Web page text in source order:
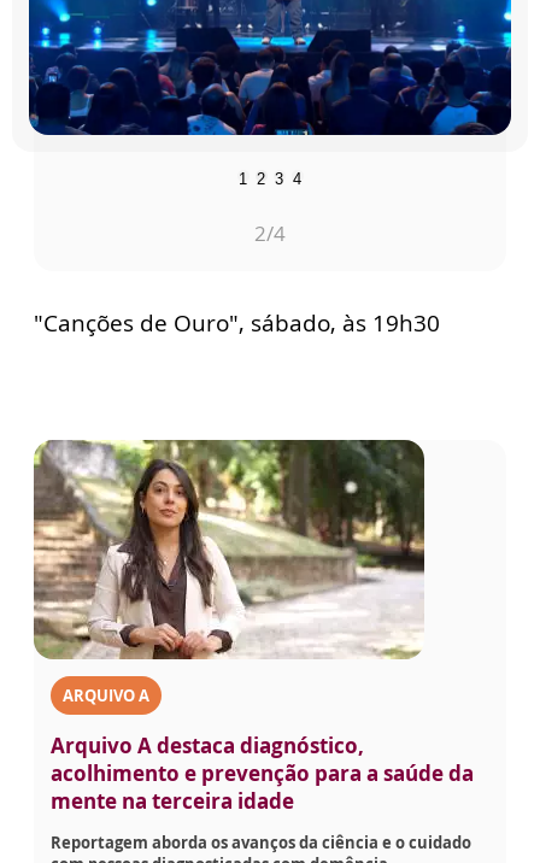
1 2 3 4
2/4
"Canções de Ouro", sábado, às 19h30
ARQUIVO A
Arquivo A destaca diagnóstico,
acolhimento e prevenção para a saúde da
mente na terceira idade
Reportagem aborda os avanços da ciência e o cuidado